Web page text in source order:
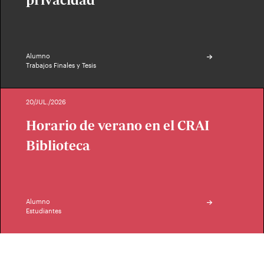
Alumno
Trabajos Finales y Tesis
20/JUL./2026
Horario de verano en el CRAI
Biblioteca
Alumno
Estudiantes